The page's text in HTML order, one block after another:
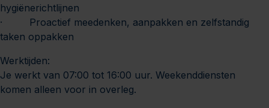
hygiënerichtlijnen
· Proactief meedenken, aanpakken en zelfstandig
taken oppakken
Werktijden:
Je werkt van 07:00 tot 16:00 uur. Weekenddiensten
komen alleen voor in overleg.